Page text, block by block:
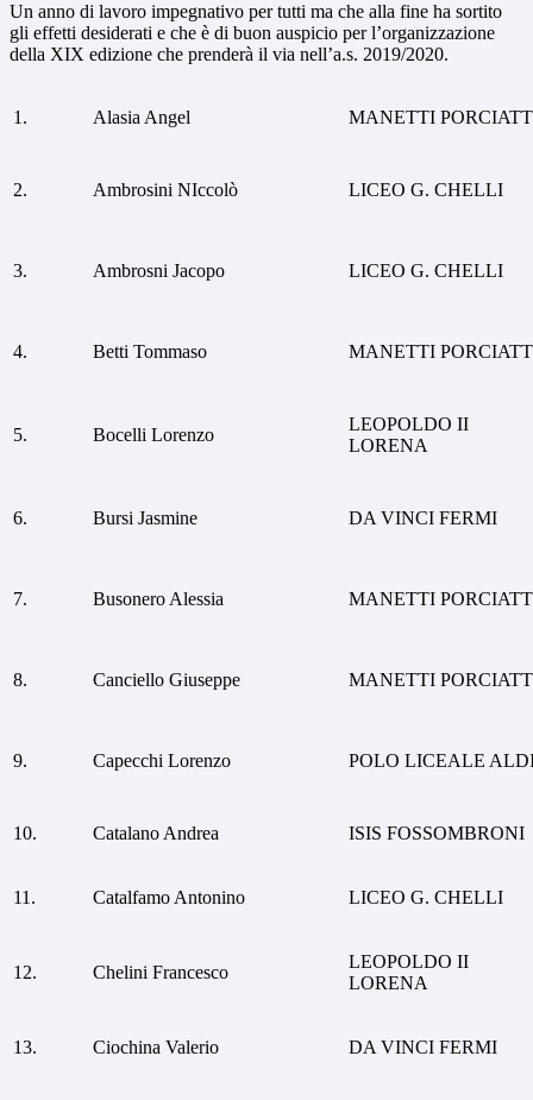
Un anno di lavoro impegnativo per tutti ma che alla fine ha sortito
gli effetti desiderati e che è di buon auspicio per l’organizzazione
della XIX edizione che prenderà il via nell’a.s. 2019/2020.
1. Alasia Angel MANETTI
2. Ambrosini NIccolò LICEO G. CHELLI
3. Ambrosni Jacopo LICEO G. CHELLI
4. Betti Tommaso MANETTI
5. Bocelli Lorenzo
LEOPOLDO II
LORENA
6. Bursi Jasmine DA VINCI FERMI
7. Busonero Alessia MANETTI
8. Canciello Giuseppe MANETTI
9. Capecchi Lorenzo POLO LICEALE
10. Catalano Andrea ISIS FOSSOMBRONI
11. Catalfamo Antonino LICEO G. CHELLI
12. Chelini Francesco
LEOPOLDO II
LORENA
13. Ciochina Valerio DA VINCI FERMI